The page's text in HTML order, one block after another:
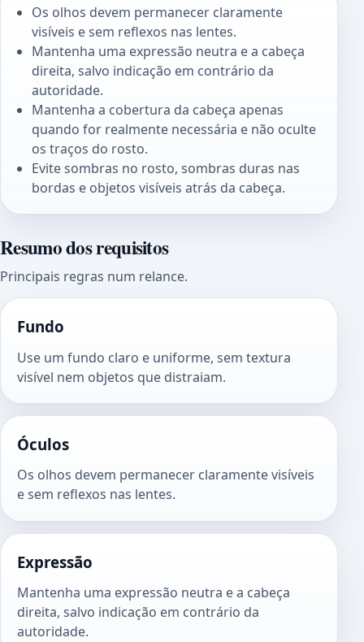
Os olhos devem permanecer claramente
visíveis e sem reflexos nas lentes.
Mantenha uma expressão neutra e a cabeça
direita, salvo indicação em contrário da
autoridade.
Mantenha a cobertura da cabeça apenas
quando for realmente necessária e não oculte
os traços do rosto.
Evite sombras no rosto, sombras duras nas
bordas e objetos visíveis atrás da cabeça.
Resumo dos requisitos
Principais regras num relance.
Fundo
Use um fundo claro e uniforme, sem textura
visível nem objetos que distraiam.
Óculos
Os olhos devem permanecer claramente visíveis
e sem reflexos nas lentes.
Expressão
Mantenha uma expressão neutra e a cabeça
direita, salvo indicação em contrário da
autoridade.